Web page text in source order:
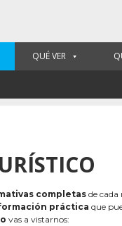
QUÉ VER
completas de cada
práctica que
vas a vistarnos: